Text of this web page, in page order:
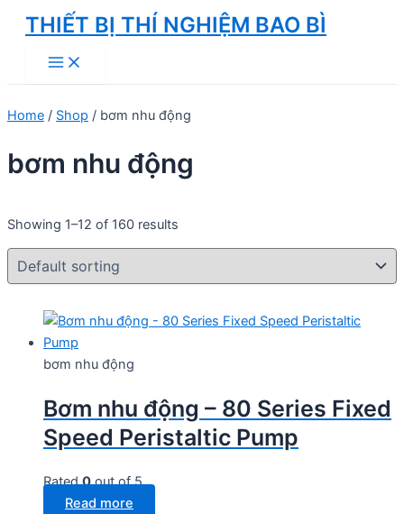
Skip
content
THIẾT BỊ THÍ NGHIỆM BAO BÌ
Main
Menu
Home / Shop / bơm nhu động
bơm nhu động
Showing 1–12 of 160 results
bơm nhu động
Bơm nhu động – 80 Series Fixed
Speed Peristaltic Pump
Rated0out of 5
Read more